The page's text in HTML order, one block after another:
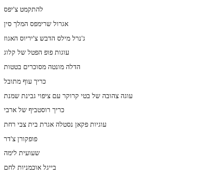
להתקמט צ'יפס
אגרול שרימפס המלך סין
ג'נרל מילס הדבש צ'יריוס האגוז
עוגות פופ הפטל של קלוג
הדלה מונטה מסוכרים בטטות
כריך עוף מתובל
עוגה צהובה של בטי קרוקר עם ציפוי גבינת שמנת
כריך רוסטביף של ארבי
עוגיות פקאן נסטלה אגרת בית צבי רחת
פופקורן צ'דר
שעועית לימה
בייגל אוכמניות לחם